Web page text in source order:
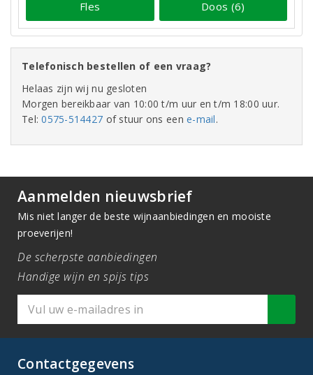
Fles Doos (6)
Telefonisch bestellen of een vraag?
Helaas zijn wij nu gesloten
Morgen bereikbaar van 10:00 t/m uur en t/m 18:00 uur.
Tel:0575-514427 of stuur ons eene-mail.
Aanmelden nieuwsbrief
Mis niet langer de beste wijnaanbiedingen en mooiste
proeverijen!
De scherpste aanbiedingen
Handige wijn en spijs tips
Contactgegevens